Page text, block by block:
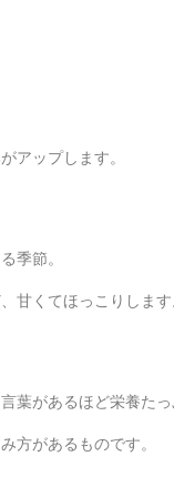
アップします。
季節。
甘くてほっこりします
葉があるほど栄養たっ
方があるものです。